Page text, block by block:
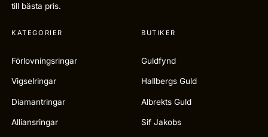
till bästa pris.
KATEGORIER
Förlovningsringar
Vigselringar
Diamantringar
Alliansringar
BUTIKER
Guldfynd
Hallbergs Guld
Albrekts Guld
Sif Jakobs